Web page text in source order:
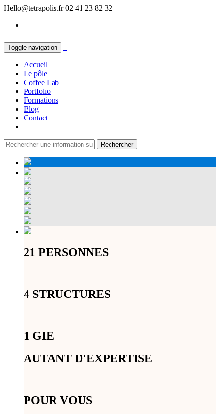
Hello@tetrapolis.fr 02 41 23 82 32
Toggle navigation
Accueil
Le pôle
Coffee Lab
Portfolio
Formations
Blog
Contact
21 PERSONNES
4 STRUCTURES
1 GIE
AUTANT D'EXPERTISE
POUR VOUS